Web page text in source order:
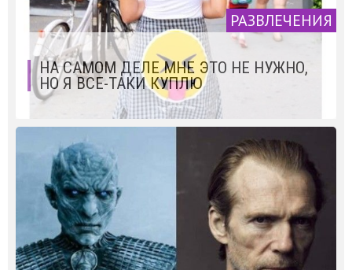
РАЗВЛЕЧЕНИЯ
НА САМОМ ДЕЛЕ МНЕ ЭТО НЕ НУЖНО,
НО Я ВСЕ-ТАКИ КУПЛЮ